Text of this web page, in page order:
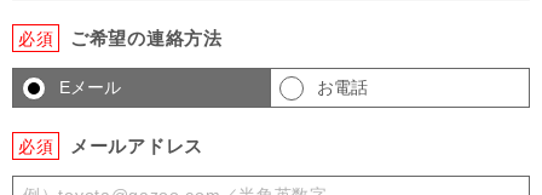
必須 ご希望の連絡方法
Eメール お電話
必須 メールアドレス